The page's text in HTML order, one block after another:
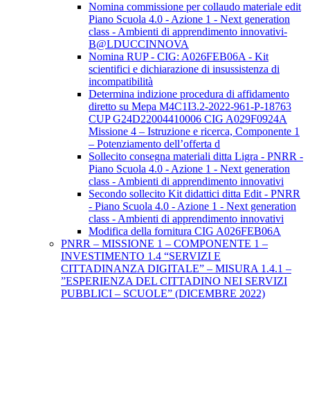
Nomina commissione per collaudo materiale edit
Piano Scuola 4.0 - Azione 1 - Next generation
class - Ambienti di apprendimento innovativi-
B@LDUCCINNOVA
Nomina RUP - CIG: A026FEB06A - Kit
scientifici e dichiarazione di insussistenza di
incompatibilità
Determina indizione procedura di affidamento
diretto su Mepa M4C1I3.2-2022-961-P-18763
CUP G24D22004410006 CIG A029F0924A
Missione 4 – Istruzione e ricerca, Componente 1
– Potenziamento dell’offerta d
Sollecito consegna materiali ditta Ligra - PNRR -
Piano Scuola 4.0 - Azione 1 - Next generation
class - Ambienti di apprendimento innovativi
Secondo sollecito Kit didattici ditta Edit - PNRR
- Piano Scuola 4.0 - Azione 1 - Next generation
class - Ambienti di apprendimento innovativi
Modifica della fornitura CIG A026FEB06A
PNRR – MISSIONE 1 – COMPONENTE 1 –
INVESTIMENTO 1.4 “SERVIZI E
CITTADINANZA DIGITALE” – MISURA 1.4.1 –
”ESPERIENZA DEL CITTADINO NEI SERVIZI
PUBBLICI – SCUOLE” (DICEMBRE 2022)